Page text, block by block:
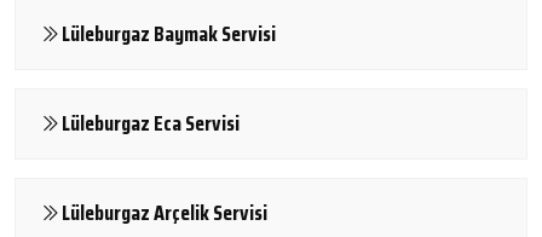
Lüleburgaz Baymak Servisi
Lüleburgaz Eca Servisi
Lüleburgaz Arçelik Servisi